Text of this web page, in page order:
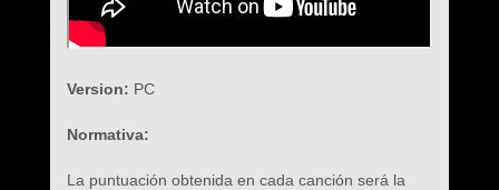
Version: PC
Normativa:
La puntuación obtenida en cada canción será la